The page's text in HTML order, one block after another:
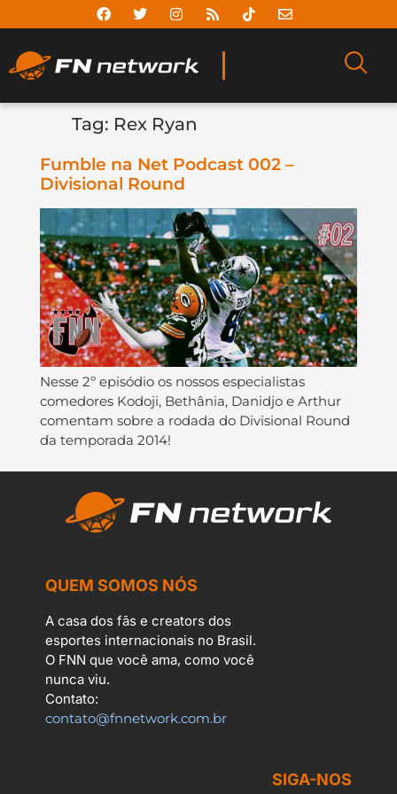
Tag: Rex Ryan
Fumble na Net Podcast 002 –
Divisional Round
Nesse 2º episódio os nossos especialistas
comedores Kodoji, Bethânia, Danidjo e Arthur
comentam sobre a rodada do Divisional Round
da temporada 2014!
QUEM SOMOS NÓS
A casa dos fãs e creators dos
esportes internacionais no Brasil.
O FNN que você ama, como você
nunca viu.
Contato:
contato@fnnetwork.com.br
SIGA-NOS